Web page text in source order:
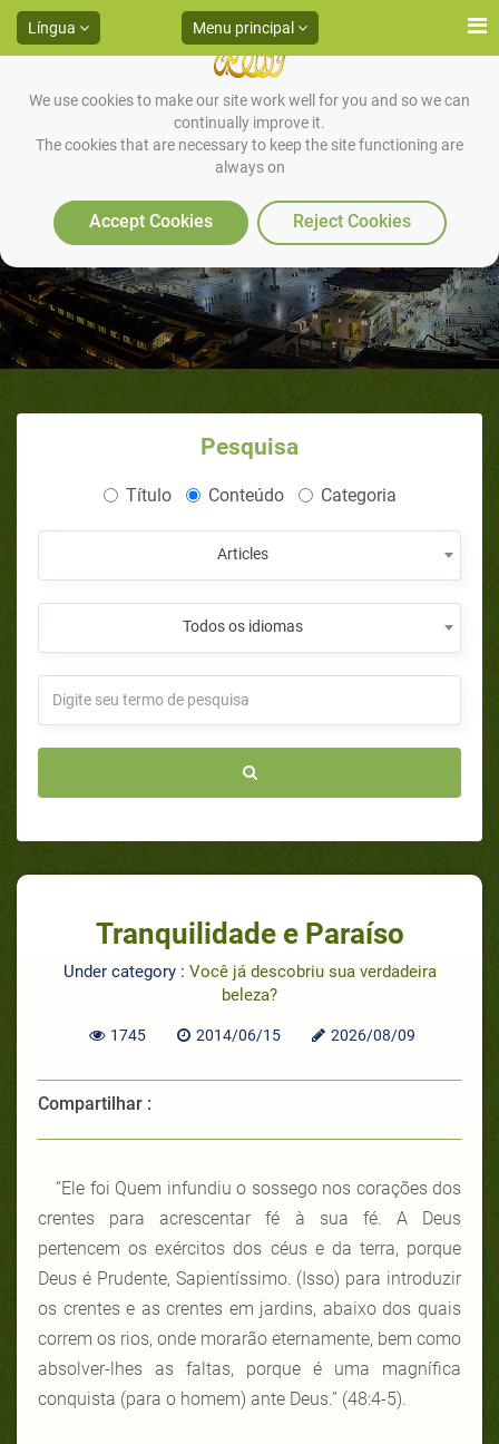
We use cookies to make our site work well for you and so we can
continually improve it.
The cookies that are necessary to keep the site functioning are
always on
Accept Cookies Reject Cookies
Língua Menu principal
Tranquilidade e Paraíso
Pesquisa
Título Conteúdo Categoria
Articles
Todos os idiomas
Tranquilidade e Paraíso
Under category : Você já descobriu sua verdadeira
beleza?
1745 2014/06/15 2026/08/09
Compartilhar :
“Ele foi Quem infundiu o sossego nos corações dos
crentes para acrescentar fé à sua fé. A Deus
pertencem os exércitos dos céus e da terra, porque
Deus é Prudente, Sapientíssimo. (Isso) para introduzir
os crentes e as crentes em jardins, abaixo dos quais
correm os rios, onde morarão eternamente, bem como
absolver-lhes as faltas, porque é uma magnífica
conquista (para o homem) ante Deus.” (48:4-5).